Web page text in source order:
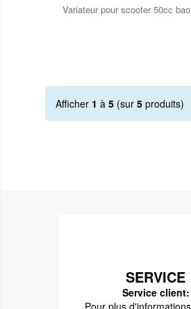
Variateur pour scooter 50cc
Afficher 1 à 5 (sur 5 produits)
SERVICE
Service client:
Pour plus